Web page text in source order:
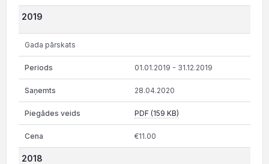
2019
Gada pārskats
01.01.2019 - 31.12.2019
28.04.2020
PDF (159 KB)
€11.00
2018